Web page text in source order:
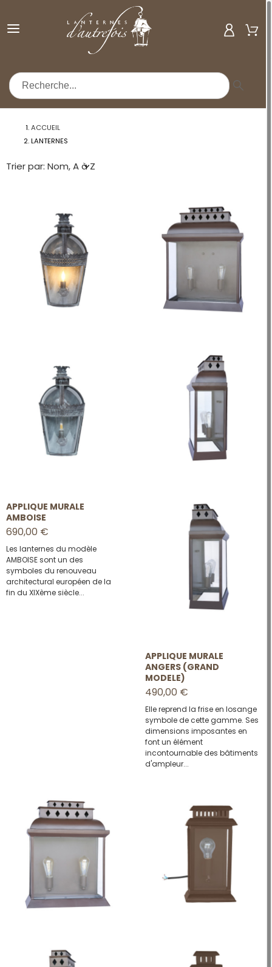
ACCUEIL
LANTERNES
Trier par: Nom, A à Z
APPLIQUE MURALE
AMBOISE
690,00 €
Les lanternes du modèle
AMBOISE sont un des
symboles du renouveau
architectural européen de la
fin du XIXème siècle...
APPLIQUE MURALE
ANGERS (GRAND
MODELE)
490,00 €
Elle reprend la frise en losange
symbole de cette gamme. Ses
dimensions imposantes en
font un élément
incontournable des bâtiments
d'ampleur...